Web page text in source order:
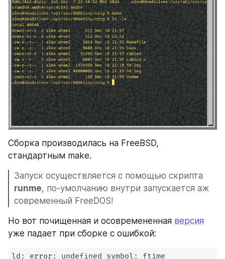
Сборка производилась на FreeBSD,
стандартным make.
runme, по-умолчанию внутри запускается аж
современный FreeDOS!
Но вот почищенная и осовремененная версия
уже падает при сборке с ошибкой: